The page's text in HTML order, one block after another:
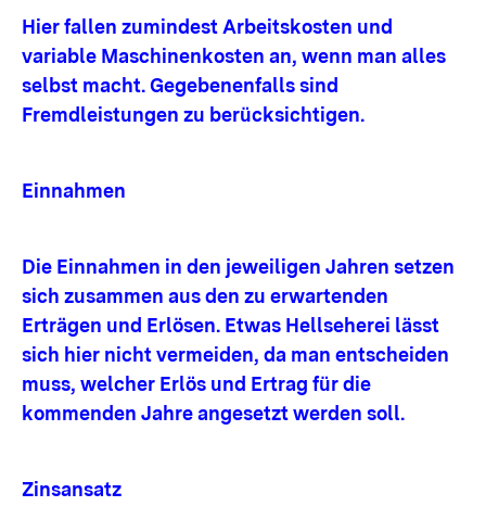
Hier fallen zumindest Arbeitskosten und
variable Maschinenkosten an, wenn man alles
selbst macht. Gegebenenfalls sind
Fremdleistungen zu berücksichtigen.
Einnahmen
Die Einnahmen in den jeweiligen Jahren setzen
sich zusammen aus den zu erwartenden
Erträgen und Erlösen. Etwas Hellseherei lässt
sich hier nicht vermeiden, da man entscheiden
muss, welcher Erlös und Ertrag für die
kommenden Jahre angesetzt werden soll.
Zinsansatz